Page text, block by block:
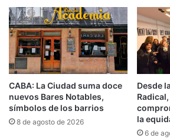
Macri, sedesalojó a los
mercadería ilegal y competían
con los que pagan impuestos
CABA: La Ciudad suma doce
nuevos Bares Notables,
símbolos de los barrios
8 de agosto de 2026
Desde
la
6 de